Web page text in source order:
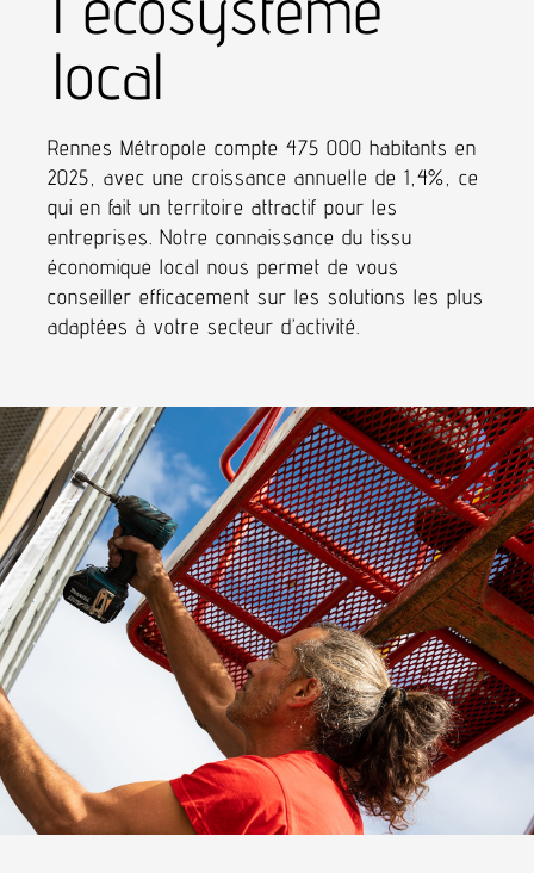
local
Rennes Métropole compte 475 000 habitants en
2025, avec une croissance annuelle de 1,4%, ce
qui en fait un territoire attractif pour les
entreprises. Notre connaissance du tissu
économique local nous permet de vous
conseiller efficacement sur les solutions les plus
adaptées à votre secteur d’activité.